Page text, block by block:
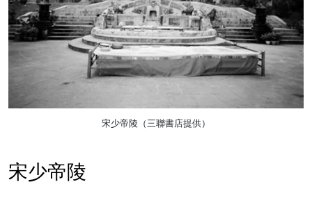
宋少帝陵（三聯書店提供）
宋少帝陵